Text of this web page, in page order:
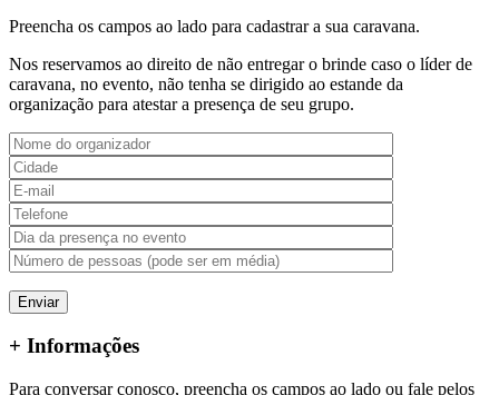
giriş
Preencha os campos ao lado para cadastrar a sua caravana.
Nos reservamos ao direito de não entregar o brinde caso o líder de
caravana, no evento, não tenha se dirigido ao estande da
organização para atestar a presença de seu grupo.
+ Informações
Para conversar conosco, preencha os campos ao lado ou fale pelos